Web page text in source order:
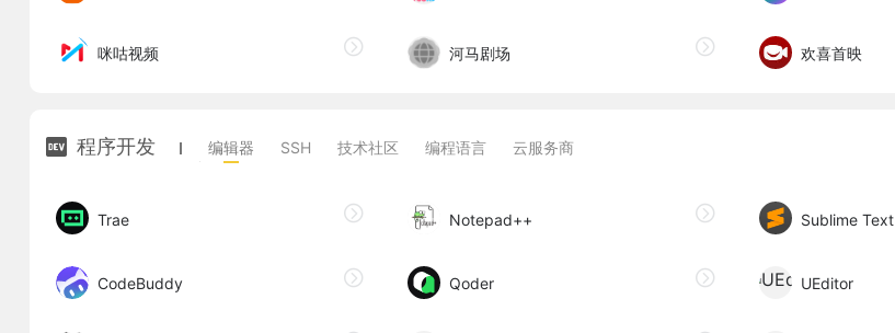
咪咕视频 河马剧场 欢喜首映
程序开发 编辑器 SSH 技术社区 编程语言 云服务商
Trae Notepad++ Sublime Text
CodeBuddy Qoder UEditor